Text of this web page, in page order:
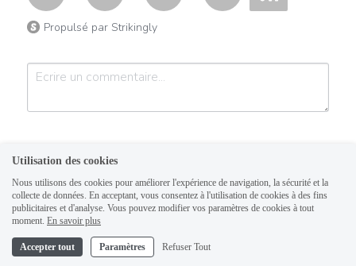
Propulsé par Strikingly
Soumettre
Utilisation des cookies
Nous utilisons des cookies pour améliorer l'expérience de navigation, la sécurité et la
collecte de données. En acceptant, vous consentez à l'utilisation de cookies à des fins
publicitaires et d'analyse. Vous pouvez modifier vos paramètres de cookies à tout
moment. En savoir plus
Accepter tout Paramètres Refuser Tout